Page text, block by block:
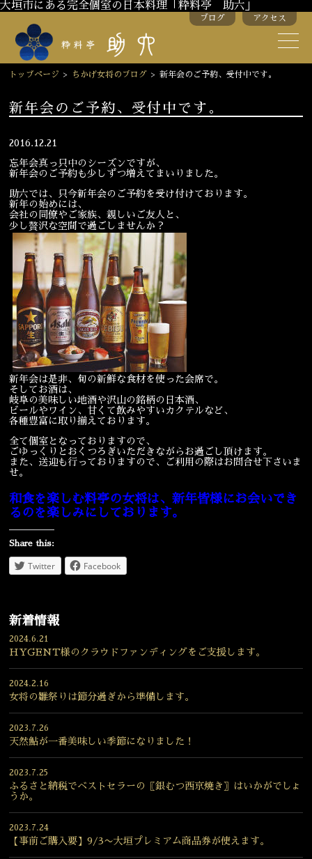
大垣市にある完全個室の日本料理「粋料亭 助六」
ブログ アクセス
トップページ > ちかげ女将のブログ > 新年会のご予約、受付中です。
新年会のご予約、受付中です。
2016.12.21
忘年会真っ只中のシーズンですが、
新年会のご予約も少しずつ増えてまいりました。
助六では、只今新年会のご予約を受け付けております。
新年の始めには、
会社の同僚やご家族、親しいご友人と、
少し贅沢な空間で過ごしませんか？
新年会は是非、旬の新鮮な食材を使った会席で。
そしてお酒は、
岐阜の美味しい地酒や沢山の銘柄の日本酒、
ビールやワイン、甘くて飲みやすいカクテルなど、
各種豊富に取り揃えております。
全て個室となっておりますので、
ごゆっくりとおくつろぎいただきながらお過ごし頂けます。
また、送迎も行っておりますので、ご利用の際はお問合せ下さいま
せ。
和食を楽しむ料亭の女将は、新年皆様にお会いでき
るのを楽しみにしております。
Share this:
Twitter Facebook
新着情報
2024.6.21
HYGENT様のクラウドファンディングをご支援します。
2024.2.16
女将の雛祭りは節分過ぎから準備します。
2023.7.26
天然鮎が一番美味しい季節になりました！
2023.7.25
ふるさと納税でベストセラーの〖銀むつ西京焼き〗はいかがでしょ
うか。
2023.7.24
【事前ご購入要】9/3〜大垣プレミアム商品券が使えます。
季節のお料理
お飲み物
お部屋のご紹介 会議・舞台のご利用
結婚式・披露宴
ご接待 法要
慶事 お顔合わせ
宴会 ウェディング